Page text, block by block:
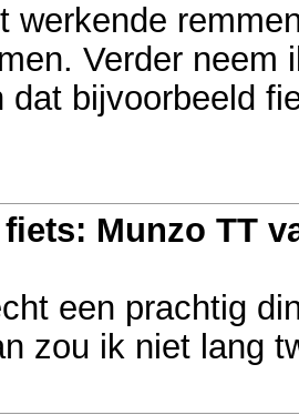
werkende
Verder neem
dat bijvoorbeeld
Munzo TT
een prachtig
zou ik niet lang